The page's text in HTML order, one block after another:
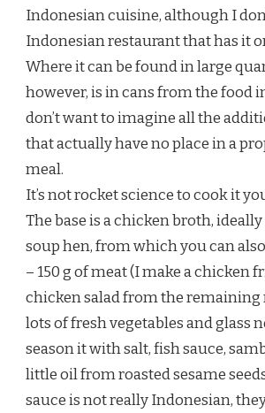
Indonesian cuisine, although I
Indonesian restaurant that has it
Where it can be found in large
however, is in cans from the food
don’t want to imagine all the
that actually have no place in a
meal.
It’s not rocket science to cook it
The base is a chicken broth,
soup hen, from which you can
– 150 g of meat (I make a chicken
chicken salad from the remaining
lots of fresh vegetables and glass
season it with salt, fish sauce,
little oil from roasted sesame
sauce is not really Indonesian,